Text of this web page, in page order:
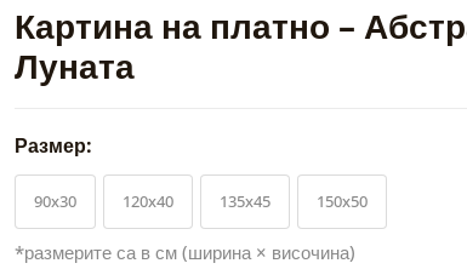
Картина на платно –
Луната
Размер:
90x30 120x40 135x45 150x50
*размерите са в см (ширина × височина)